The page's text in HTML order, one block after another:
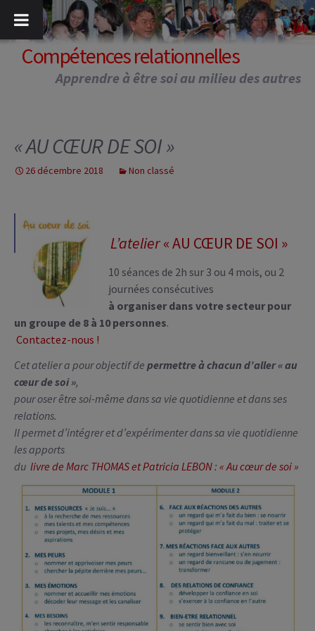
contenu
Compétences relationnelles
Apprendre à être soi au milieu des autres
« AU CŒUR DE SOI »
26 décembre 2018 Non classé
L’atelier« AU CŒUR DE SOI »
10 séances de 2h sur 3 ou 4 mois, ou 2
journées consécutives
à organiser dans votre secteur pour
un groupe de 8 à 10 personnes.
Contactez-nous !
Cet atelier a pour objectif de permettre à chacun d’aller « au
cœur de soi »,
pour oser être soi-même dans sa vie quotidienne et dans ses
relations.
Il permet d’intégrer et d’expérimenter dans sa vie quotidienne
les apports
du livre de Marc THOMAS et Patricia LEBON : « Au cœur de soi »